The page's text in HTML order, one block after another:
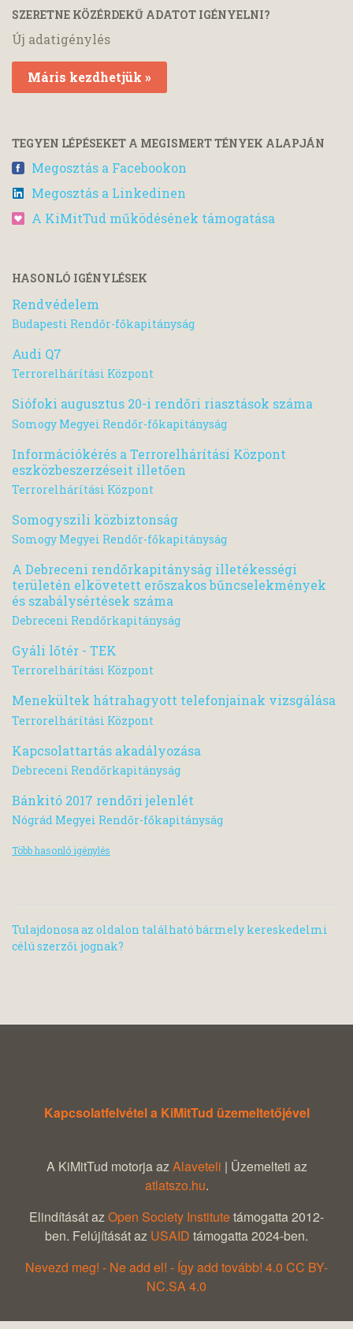
SZERETNE KÖZÉRDEKŰ ADATOT IGÉNYELNI?
Új adatigénylés
Máris kezdhetjük »
TEGYEN LÉPÉSEKET A MEGISMERT TÉNYEK ALAPJÁN
Megosztás a Facebookon
Megosztás a Linkedinen
A KiMitTud működésének támogatása
HASONLÓ IGÉNYLÉSEK
Rendvédelem
Budapesti Rendőr-főkapitányság
Audi Q7
Terrorelhárítási Központ
Siófoki augusztus 20-i rendőri riasztások száma
Somogy Megyei Rendőr-főkapitányság
Információkérés a Terrorelhárítási Központ
eszközbeszerzéseit illetően
Terrorelhárítási Központ
Somogyszili közbiztonság
Somogy Megyei Rendőr-főkapitányság
A Debreceni rendőrkapitányság illetékességi
területén elkövetett erőszakos bűncselekmények
és szabálysértések száma
Debreceni Rendőrkapitányság
Gyáli lőtér - TEK
Terrorelhárítási Központ
Menekültek hátrahagyott telefonjainak vizsgálása
Terrorelhárítási Központ
Kapcsolattartás akadályozása
Debreceni Rendőrkapitányság
Bánkitó 2017 rendőri jelenlét
Nógrád Megyei Rendőr-főkapitányság
Több hasonló igénylés
Tulajdonosa az oldalon található bármely kereskedelmi
célú szerzői jognak?
Kapcsolatfelvétel a KiMitTud üzemeltetőjével
A KiMitTud motorja azAlaveteli | Üzemelteti az
atlatszo.hu.
Elindítását azOpen Society Institutetámogatta 2012-
ben. Felújítását az USAID támogatta 2024-ben.
Nevezd meg! - Ne add el! - Így add tovább! 4.0 CC BY-
NC.SA 4.0